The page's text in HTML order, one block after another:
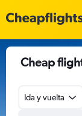
Cheap
Ida y vuelta